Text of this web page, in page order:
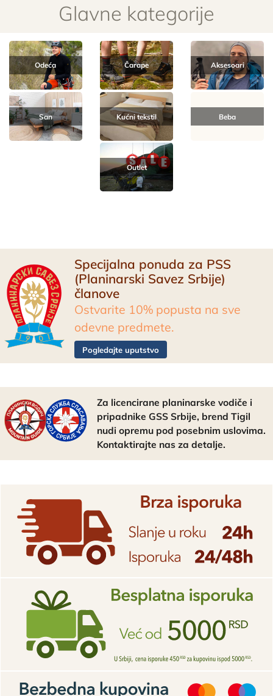
Glavne kategorije
Odeća Čarape Aksesoari
San Kućni tekstil Beba
Outlet
Specijalna ponuda za PSS
(Planinarski Savez Srbije)
članove
Ostvarite 10% popusta na sve
odevne predmete.
Pogledajte uputstvo
Za licencirane planinarske vodiče i
pripadnike GSS Srbije, brend Tigil
nudi opremu pod posebnim uslovima.
Kontaktirajte nas za detalje.